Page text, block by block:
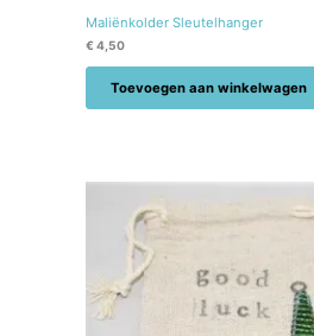
Maliënkolder Sleutelhanger
€ 4,50
Toevoegen aan winkelwagen